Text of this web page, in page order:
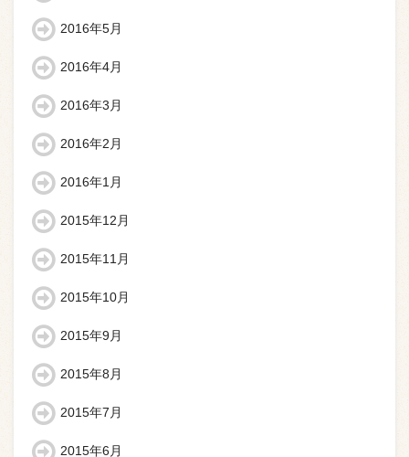
2016年5月
2016年4月
2016年3月
2016年2月
2016年1月
2015年12月
2015年11月
2015年10月
2015年9月
2015年8月
2015年7月
2015年6月